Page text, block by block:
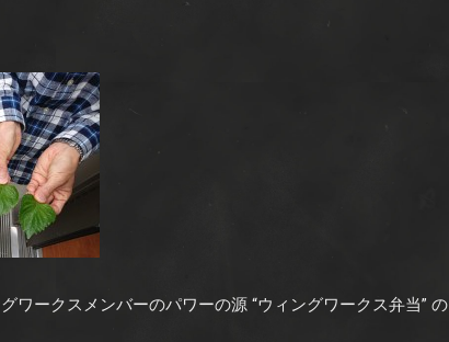
ワークスメンバーのパワーの源 “ウィングワークス弁当” の